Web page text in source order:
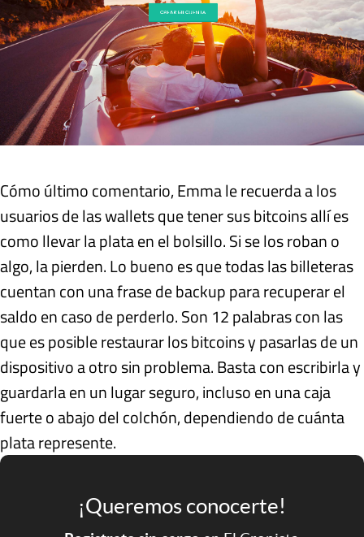
Cómo último comentario, Emma le recuerda a los
usuarios de las wallets que tener sus bitcoins allí es
como llevar la plata en el bolsillo. Si se los roban o
algo, la pierden. Lo bueno es que todas las billeteras
cuentan con una frase de backup para recuperar el
saldo en caso de perderlo. Son 12 palabras con las
que es posible restaurar los bitcoins y pasarlas de un
dispositivo a otro sin problema. Basta con escribirla y
guardarla en un lugar seguro, incluso en una caja
fuerte o abajo del colchón, dependiendo de cuánta
plata represente.
¡Queremos conocerte!